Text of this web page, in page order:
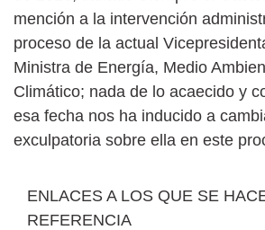
mención a la intervención
proceso de la actual
Ministra de Energía, Medio
Climático; nada de lo acaecido y
esa fecha nos ha inducido a
exculpatoria sobre ella en este
ENLACES A LOS QUE SE
REFERENCIA